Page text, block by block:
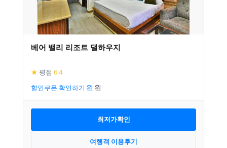
베어 밸리 리조트 댈하우지
★ 평점 6.4
할인쿠폰 확인하기
최저가확인
여행객 이용후기